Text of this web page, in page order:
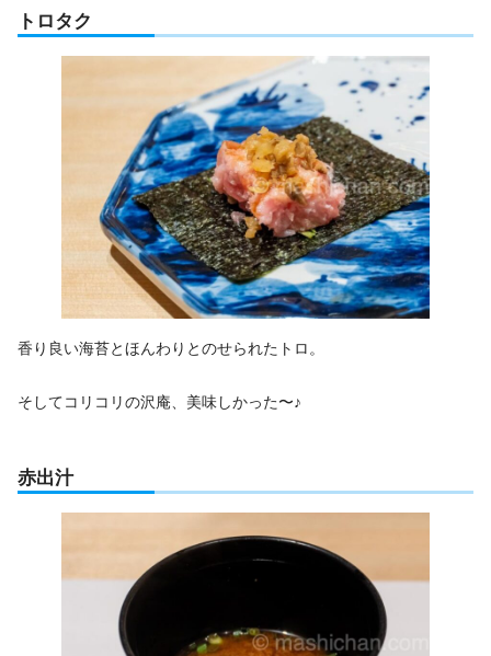
トロタク
香り良い海苔とほんわりとのせられたトロ。
そしてコリコリの沢庵、美味しかった〜♪
赤出汁